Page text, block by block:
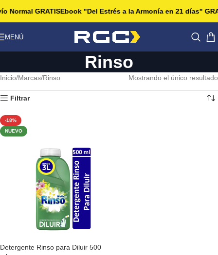
Normal GRATISEbook "Del Estrés a la Armonía en 21 días"
MENÚ
Rinso
Inicio Marcas Rinso Mostrando el único resultado
Filtrar
-18%
NUEVO
Detergente Rinso para Diluir 500